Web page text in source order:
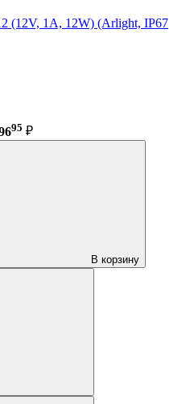
(12V, 1A, 12W) (Arlight, IP67
95 ₽
В корзину